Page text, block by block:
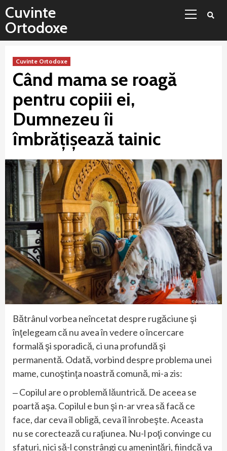
Sari
conținut
Cuvinte
Ortodoxe
Cuvinte Ortodoxe
Când mama se roagă
pentru copiii ei,
Dumnezeu îi
îmbrățișează tainic
Bătrânul vorbea neîncetat despre rugăciune şi
înţelegeam că nu avea în vedere o încercare
formală şi sporadică, ci una profundă şi
permanentă. Odată, vorbind despre problema unei
mame, cunoştinţa noastră comună, mi-a zis:
‒ Copilul are o problemă lăuntrică. De aceea se
poartă aşa. Copilul e bun şi n-ar vrea să facă ce
face, dar ceva îl obligă, ceva îl înrobeşte. Aceasta
nu se corectează cu raţiunea. Nu-l poţi convinge cu
sfaturi, nici să-l constrângi cu ameninţări, fiindcă va